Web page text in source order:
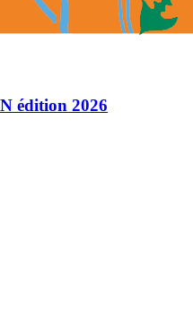
édition 2026